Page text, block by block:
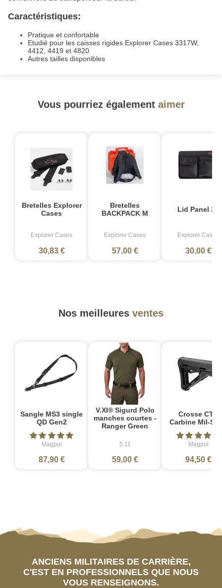
Caractéristiques:
Pratique et confortable
Etudié pour les caisses rigides Explorer Cases 3317W,
4412, 4419 et 4820
Autres tailles disponibles
Vous pourriez également aimer
Bretelles Explorer
Cases
Explorer Cases
30,83 €
Bretelles
BACKPACK M
Explorer Cases
57,00 €
Lid Panel 27
Explorer Cases
30,00 €
Nos meilleures ventes
Sangle MS3 single
QD Gen2
Magpul
87,90 €
V.XI® Sigurd Polo
manches courtes -
Ranger Green
5.11
59,00 €
Crosse CTR
Carbine Mil-
Magpul
94,50 €
ANCIENS MILITAIRES DE CARRIÈRE,
C'EST EN PROFESSIONNELS QUE NOUS
VOUS RENSEIGNONS.